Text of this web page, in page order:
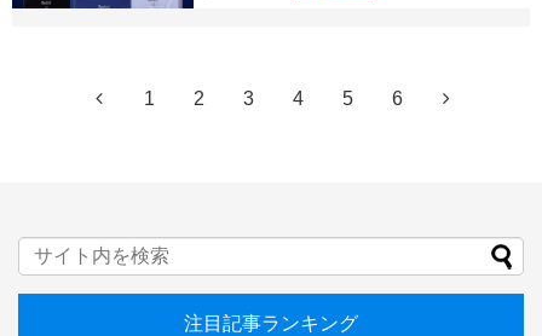
1 2 3 4 5 6
注目記事ランキング